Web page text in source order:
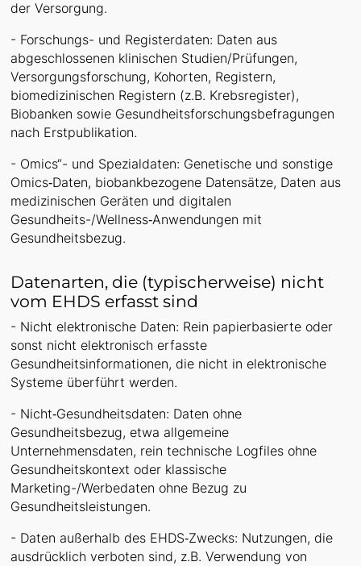
der Versorgung.
- Forschungs- und Registerdaten: Daten aus
abgeschlossenen klinischen Studien/Prüfungen,
Versorgungsforschung, Kohorten, Registern,
biomedizinischen Registern (z.B. Krebsregister),
Biobanken sowie Gesundheitsforschungsbefragungen
nach Erstpublikation.
- Omics“- und Spezialdaten: Genetische und sonstige
Omics‑Daten, biobankbezogene Datensätze, Daten aus
medizinischen Geräten und digitalen
Gesundheits-/Wellness‑Anwendungen mit
Gesundheitsbezug.
Datenarten, die (typischerweise) nicht
vom EHDS erfasst sind
- Nicht elektronische Daten: Rein papierbasierte oder
sonst nicht elektronisch erfasste
Gesundheitsinformationen, die nicht in elektronische
Systeme überführt werden.
- Nicht‑Gesundheitsdaten: Daten ohne
Gesundheitsbezug, etwa allgemeine
Unternehmensdaten, rein technische Logfiles ohne
Gesundheitskontext oder klassische
Marketing-/Werbedaten ohne Bezug zu
Gesundheitsleistungen.
- Daten außerhalb des EHDS‑Zwecks: Nutzungen, die
ausdrücklich verboten sind, z.B. Verwendung von